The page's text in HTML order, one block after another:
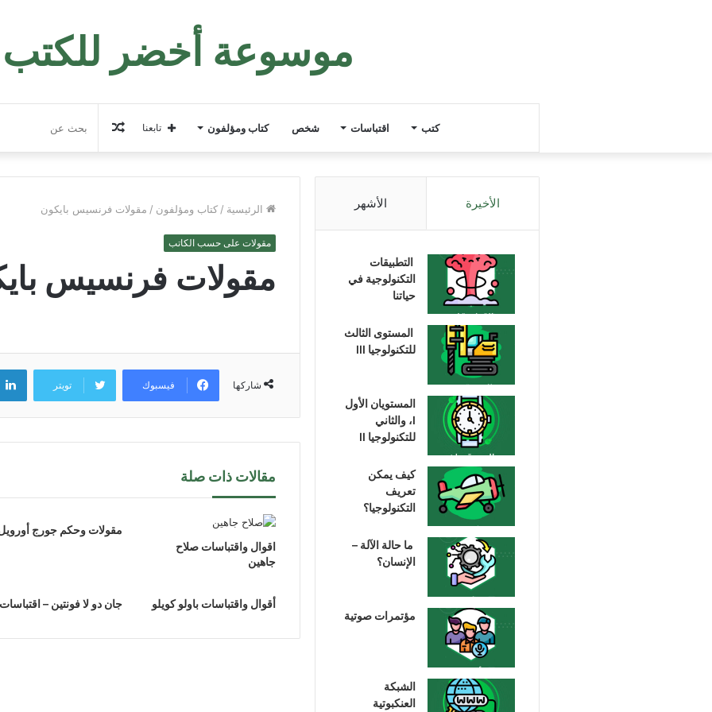
موسوعة أخضر للكتب
كتب اقتباسات شخص كتاب ومؤلفون مقال
عشوائي
تابعنا
الرئيسية / كتاب ومؤلفون / مقولات فرنسيس بايكون
مقولات على حسب الكاتب
مقولات فرنسيس
شاركها فيسبوك تويتر
مقالات ذات صلة
اقوال واقتباسات صلاح
جاهين
مقولات وحكم جورج
أقوال واقتباسات باولو كويلو جان دو لا فونتين – اقتباسات
الأخيرة الأشهر
التطبيقات
التكنولوجية في
حياتنا
المستوى الثالث
للتكنولوجيا III
المستويان الأول
I، والثاني
للتكنولوجيا II
كيف يمكن
تعريف
التكنولوجيا؟
ما حالة الآلة –
الإنسان؟
مؤتمرات صوتية
الشبكة
العنكبوتية